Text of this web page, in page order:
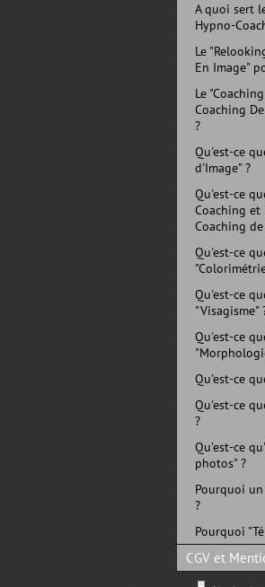
A quoi sert
Hypno-
Le
En Image"
Le
Coaching
?
Qu'est-ce
d'Image" ?
Qu'est-ce
Coaching et
Coaching de
Qu'est-ce
Qu'est-ce
"Visagisme"
Qu'est-ce
Qu'est-ce
Qu'est-ce
?
Qu'est-ce
photos" ?
Pourquoi un
?
Pourquoi
CGV et